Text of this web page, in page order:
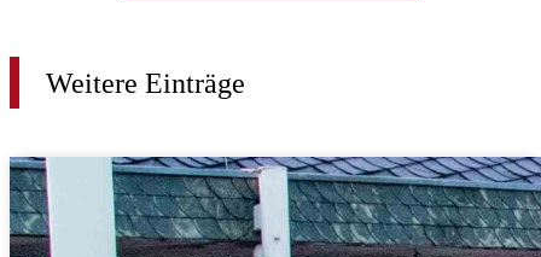
Weitere Einträge